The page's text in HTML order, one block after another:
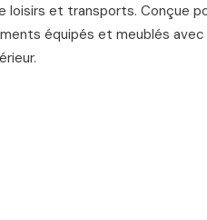
et transports. Conçue
équipés et meublés